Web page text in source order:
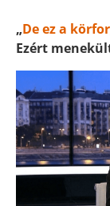
„De ez a
Ezért